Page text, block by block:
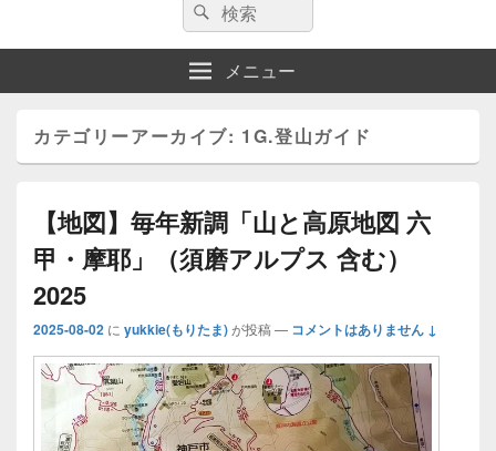
検
索:
検
索
メニュー
カテゴリーアーカイブ: 1G.登山ガイド
【地図】毎年新調「山と高原地図 六
甲・摩耶」（須磨アルプス 含む）
2025
2025-08-02 に yukkie(もりたま)が投稿 — コメントはありません ↓